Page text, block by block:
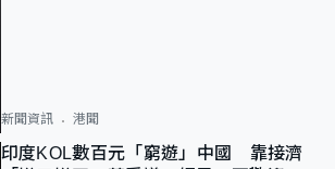
新聞資訊 港聞
印度KOL數百元「窮遊」中國 靠接濟